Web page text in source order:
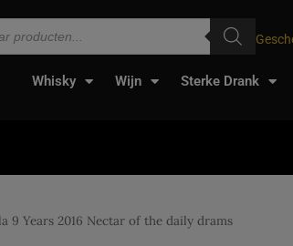
Whisky Wijn Sterke Drank
9 Years 2016 Nectar of the daily drams